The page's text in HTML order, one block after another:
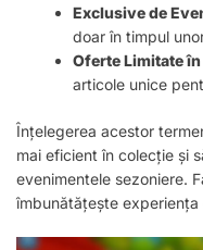
Exclusive de
doar în timpul
Oferte Limitate
articole unice
Înțelegerea acestor
mai eficient în colecție și
evenimentele sezoniere.
îmbunătățește experiența